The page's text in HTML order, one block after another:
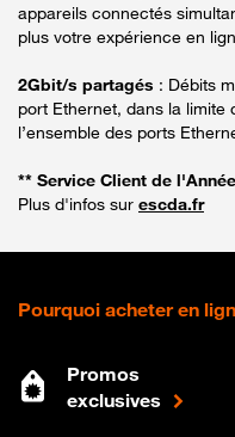
appareils connectés
plus votre expérience en
2Gbit/s partagés : Débits
port Ethernet, dans la limite
l’ensemble des ports
** Service Client de
Plus d'infos sur escda.fr
Pourquoi acheter en
Promos
exclusives